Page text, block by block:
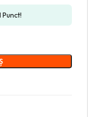
Punct!